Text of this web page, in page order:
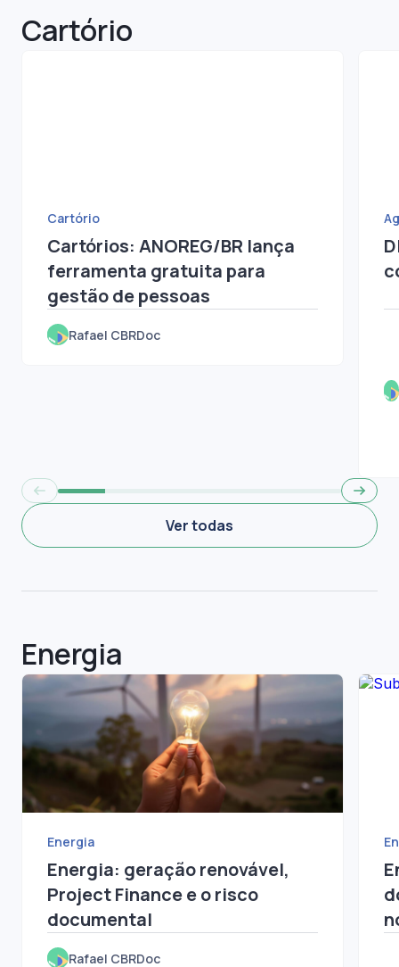
Cartório
Cartórios: ANOREG/BR lança
ferramenta gratuita para
gestão de pessoas
Energia
Energia
Energia: geração renovável,
Project Finance e o risco
documental